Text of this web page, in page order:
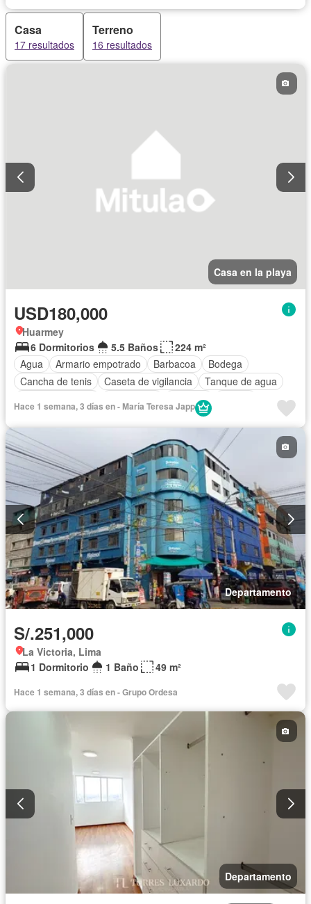
Casa
17 resultados
Terreno
16 resultados
Casa en la playa
USD180,000
Huarmey
6 Dormitorios
5.5 Baños
224 m²
Agua
Armario empotrado Barbacoa
Bodega
Cancha de tenis
Caseta de vigilancia
Tanque de agua
Cochera
Vista panorámica
Completamente amoblado
Hace 1 semana, 3 días en - María Teresa Japp
Departamento
S/.251,000
La Victoria, Lima
1 Dormitorio
1 Baño 49 m²
Hace 1 semana, 3 días en - Grupo Ordesa
Departamento